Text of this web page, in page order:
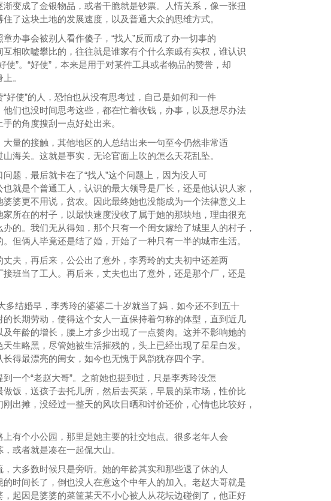
渐变成了金银物品，或者干脆就是钞票。人情关系，像一张扭
了这块土地的发展速度，以及普通大众的思维方式。
章办事会被别人看作傻子，“找人”反而成了办一切事的
互相吹嘘攀比的，往往就是谁家有个什么亲戚有实权，谁认识
使”。“好使”，本来是用于对某件工具或者物品的赞誉，却
。
好使”的人，恐怕也从没有思考过，自己是如何和一件
他们也没时间思考这些，都在忙着收钱，办事，以及想尽办法
的角度搜刮一点好处出来。
大量的接触，其他地区的人总结出来一句至今仍然非常适
山海关。这就是事实，无论官面上吹的怎么天花乱坠。
题，最后就卡在了“找人”这个问题上，因为没人可
就是个普通工人，认识的最大领导是厂长，还是他认识人家，
婆婆更不用说，贫农。因此最终她也没能成为一个法律意义上
家所在的村子，以最快速度没收了属于她的那块地，理由很充
的。我们无从得知，那个只有一个闺女嫁给了城里人的村子，
但俩人毕竟还是结了婚，开始了一种只有一半的城市生活。
丈夫，再后来，公公出了意外，李秀玲的丈夫初中还差两
接班当了工人。再后来，丈夫也出了意外，还是那个厂，还是
结婚早，李秀玲的婆婆二十岁就当了妈，如今还不到五十
的长期劳动，使得这个女人一直保持着匀称的体型，直到近几
及年龄的增长，腰上才多少出现了一点赘肉。这并不影响她的
生略黑，尽管她被生活摧残的，头上已经出现了星星白发。
得最漂亮的闺女，如今也无愧于风韵犹存四个字。
一个“老赵大哥”。之前她也提到过，只是李秀玲没怎
做饭，送孩子去托儿所，然后去买菜，早晨的菜市场，性价比
出摊，没经过一整天的风吹日晒和讨价还价，心情也比较好，
上有个小公园，那里是她主要的社交地点。很多老年人会
或者就是凑在一起侃大山。
大多数时候只是旁听。她的年龄其实和那些退了休的人
的时间长了，倒也没人在意这个中年人的加入。老赵大哥就是
，起因是婆婆的菜筐某天不小心被人从花坛边碰倒了，他正好